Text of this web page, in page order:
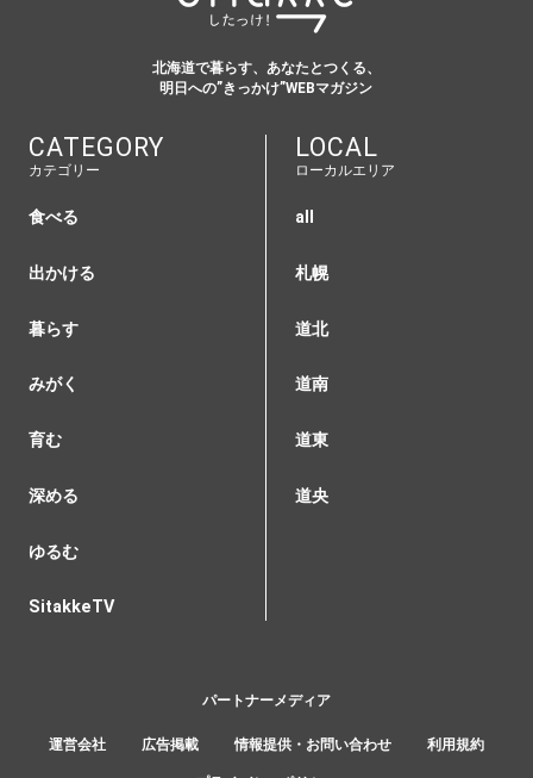
北海道で暮らす、あなたとつくる、
明日への”きっかけ”WEBマガジン
CATEGORY
カテゴリー
食べる
出かける
暮らす
みがく
育む
深める
ゆるむ
SitakkeTV
LOCAL
ローカルエリア
all
札幌
道北
道南
道東
道央
運営会社 広告掲載 情報提供・お問い合わせ 利用規約
パートナーメディア